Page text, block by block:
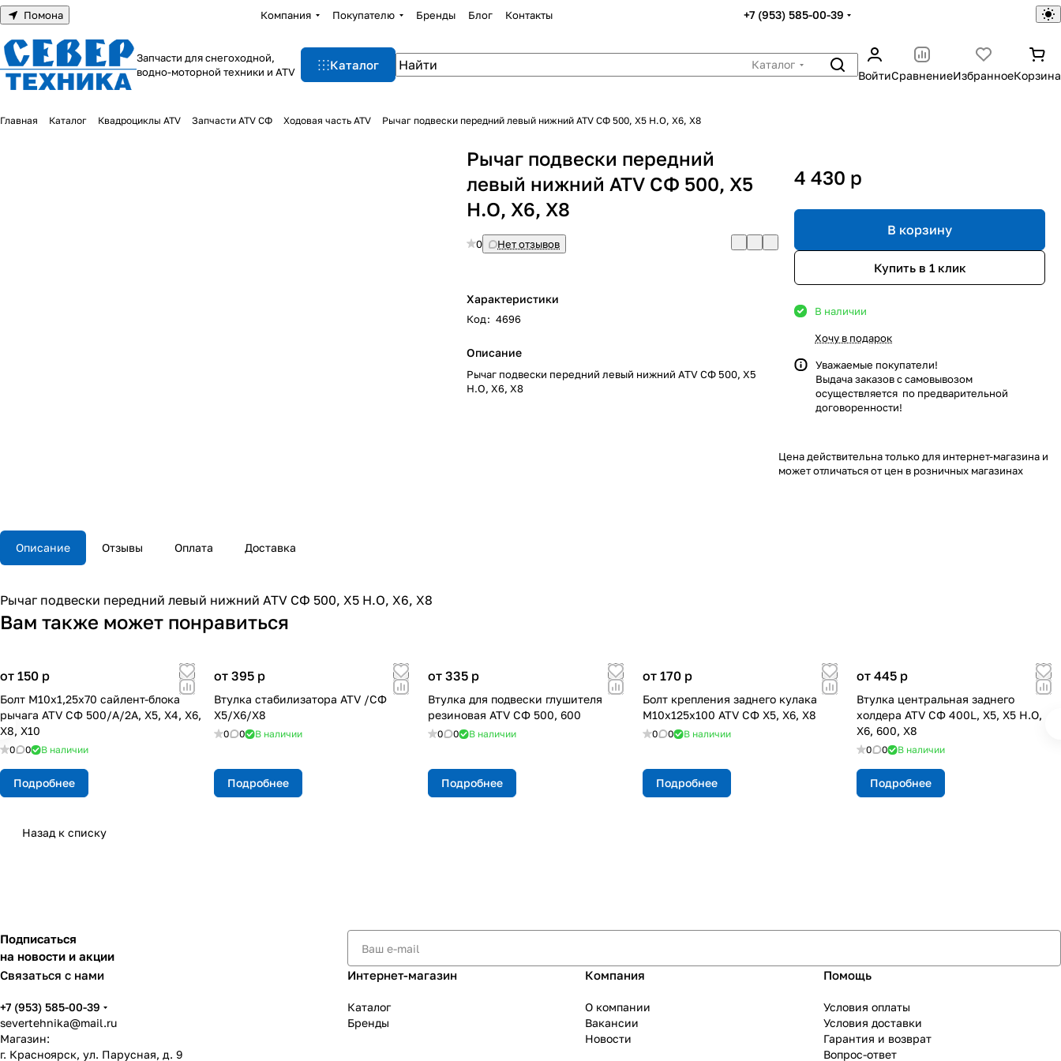
Помона Компания Покупателю Бренды Блог Контакты +7 (953) 585-00-39
Запчасти для снегоходной,
водно-моторной техники и ATV
Каталог
Каталог
ВойтиСравнениеИзбранноеКорзина
Главная Каталог Квадроциклы ATV Запчасти ATV СФ Ходовая часть ATV Рычаг подвески передний левый нижний ATV СФ 500, X5 H.O, X6, X8
Рычаг подвески передний
левый нижний ATV СФ 500, X5
H.O, X6, X8
0 Нет отзывов
Характеристики
Код: 4696
Описание
Рычаг подвески передний левый нижний ATV СФ 500, X5
H.O, X6, X8
4 430 p
В корзину
Купить в 1 клик
В наличии
Хочу в подарок
Уважаемые покупатели!
Выдача заказов с самовывозом
осуществляется по предварительной
договоренности!
Цена действительна только для интернет-магазина и
может отличаться от цен в розничных магазинах
Описание Отзывы Оплата Доставка
Рычаг подвески передний левый нижний ATV СФ 500, X5 H.O, X6, X8
Вам также может понравиться
от 150 p
Болт М10x1,25x70 сайлент-блока
рычага ATV СФ 500/A/2A, X5, X4, X6,
X8, X10
0 0 В наличии
Подробнее
от 395 p
Втулка стабилизатора ATV /СФ
X5/X6/X8
0 0 В наличии
Подробнее
от 335 p
Втулка для подвески глушителя
резиновая ATV СФ 500, 600
0 0 В наличии
Подробнее
от 170 p
Болт крепления заднего кулака
М10х125х100 ATV СФ X5, Х6, Х8
0 0 В наличии
Подробнее
от 445 p
Втулка центральная заднего
холдера ATV СФ 400L, X5, X5 H.O,
X6, 600, X8
0 0 В наличии
Подробнее
Назад к списку
Подписаться
на новости и акции
Связаться с нами
+7 (953) 585-00-39
severtehnika@mail.ru
Магазин:
г. Красноярск, ул. Парусная, д. 9
Интернет-магазин
Каталог
Бренды
Компания
О компании
Вакансии
Новости
Помощь
Условия оплаты
Условия доставки
Гарантия и возврат
Вопрос-ответ